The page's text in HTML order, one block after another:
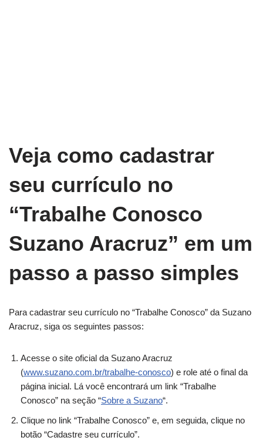
Veja como cadastrar
seu currículo no
“Trabalhe Conosco
Suzano Aracruz” em um
passo a passo simples
Para cadastrar seu currículo no “Trabalhe Conosco” da Suzano
Aracruz, siga os seguintes passos:
Acesse o site oficial da Suzano Aracruz
(www.suzano.com.br/trabalhe-conosco) e role até o final da
página inicial. Lá você encontrará um link “Trabalhe
Conosco” na seção “Sobre a Suzano“.
Clique no link “Trabalhe Conosco” e, em seguida, clique no
botão “Cadastre seu currículo”.